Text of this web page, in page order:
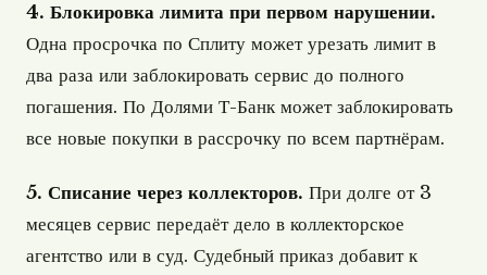
4. Блокировка лимита при первом нарушении.
Одна просрочка по Сплиту может урезать лимит в
два раза или заблокировать сервис до полного
погашения. По Долями Т-Банк может заблокировать
все новые покупки в рассрочку по всем партнёрам.
5. Списание через коллекторов. При долге от 3
месяцев сервис передаёт дело в коллекторское
агентство или в суд. Судебный приказ добавит к